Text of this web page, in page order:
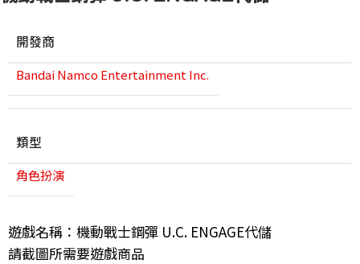
開發商
Bandai Namco Entertainment Inc.
類型
角色扮演
遊戲名稱：機動戰士鋼彈 U.C. ENGAGE代儲
請截圖所需要遊戲商品